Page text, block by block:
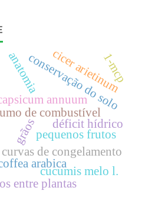
pequenos frutos
grãos
de combustível
conservação do solo
curvas de congelamento
annuum
cicer arietinum
anatomia
entre plantas
arabica
1-mcp
déficit hídrico
cucumis melo l.